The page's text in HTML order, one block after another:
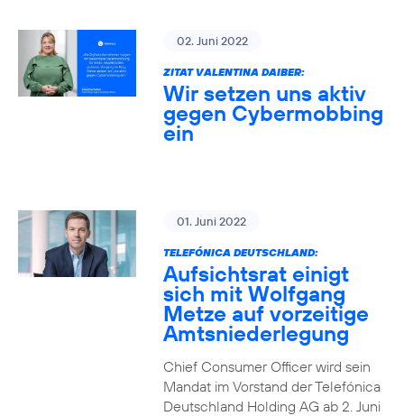
02. Juni 2022
ZITAT VALENTINA DAIBER:
Wir setzen uns aktiv
gegen Cybermobbing
ein
01. Juni 2022
TELEFÓNICA DEUTSCHLAND:
Aufsichtsrat einigt
sich mit Wolfgang
Metze auf vorzeitige
Amtsniederlegung
Chief Consumer Officer wird sein
Mandat im Vorstand der Telefónica
Deutschland Holding AG ab 2. Juni